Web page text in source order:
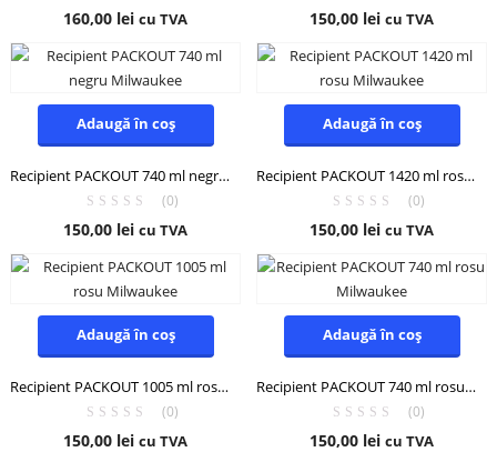
160,00 lei cu TVA 150,00 lei cu TVA
Adaugă în coș
Recipient PACKOUT 740 ml negru Milwaukee
(0)
150,00 lei cu TVA
Adaugă în coș
Recipient PACKOUT 1420 ml rosu Milwaukee
(0)
150,00 lei cu TVA
Adaugă în coș
Recipient PACKOUT 1005 ml rosu Milwaukee
(0)
150,00 lei cu TVA
Adaugă în coș
Recipient PACKOUT 740 ml rosu Milwaukee
(0)
150,00 lei cu TVA